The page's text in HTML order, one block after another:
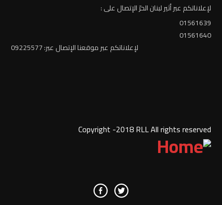
لإعلاناتكم عبر أثير لبنان الحرّ الإتصال على :
01561639
01561640
لإعلاناتكم عبر موقعنا الإتصال عبر: 09225577
Copyright -2018 RLL All rights reserved